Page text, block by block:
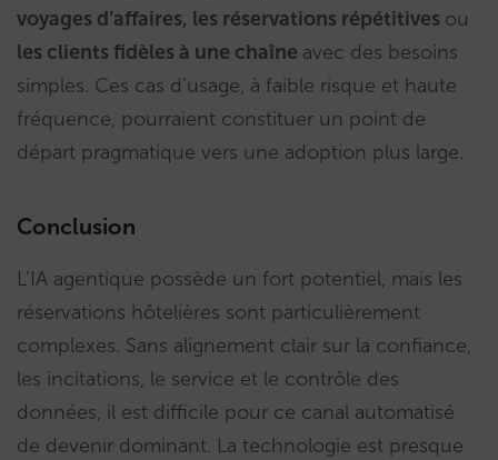
voyages d’affaires, les réservations répétitives ou
les clients fidèles à une chaîne avec des besoins
simples. Ces cas d’usage, à faible risque et haute
fréquence, pourraient constituer un point de
départ pragmatique vers une adoption plus large.
Conclusion
L’IA agentique possède un fort potentiel, mais les
réservations hôtelières sont particulièrement
complexes. Sans alignement clair sur la confiance,
les incitations, le service et le contrôle des
données, il est difficile pour ce canal automatisé
de devenir dominant. La technologie est presque